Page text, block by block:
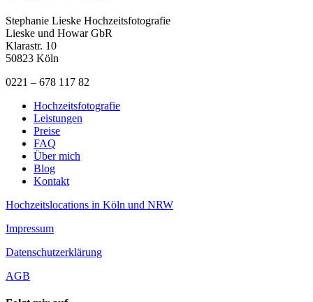
Stephanie Lieske Hochzeitsfotografie
Lieske und Howar GbR
Klarastr. 10
50823 Köln
0221 – 678 117 82
Hochzeitsfotografie
Leistungen
Preise
FAQ
Über mich
Blog
Kontakt
Hochzeitslocations in Köln und NRW
Impressum
Datenschutzerklärung
AGB